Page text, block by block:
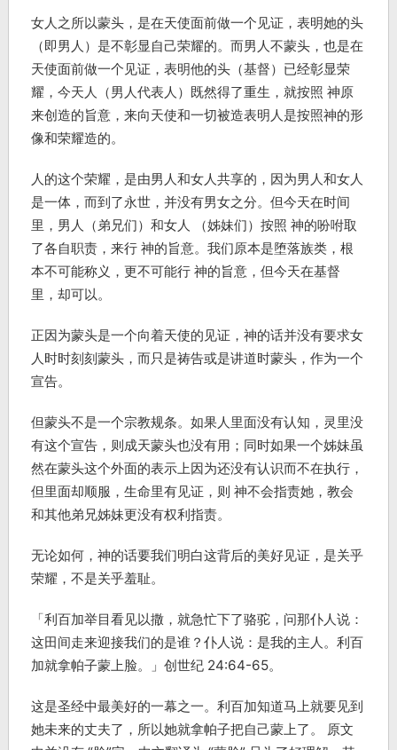
女人之所以蒙头，是在天使面前做一个见证，表明她的头
（即男人）是不彰显自己荣耀的。而男人不蒙头，也是在
天使面前做一个见证，表明他的头（基督）已经彰显荣
耀，今天人（男人代表人）既然得了重生，就按照 神原
来创造的旨意，来向天使和一切被造表明人是按照神的形
像和荣耀造的。
人的这个荣耀，是由男人和女人共享的，因为男人和女人
是一体，而到了永世，并没有男女之分。但今天在时间
里，男人（弟兄们）和女人 （姊妹们）按照 神的吩咐取
了各自职责，来行 神的旨意。我们原本是堕落族类，根
本不可能称义，更不可能行 神的旨意，但今天在基督
里，却可以。
正因为蒙头是一个向着天使的见证，神的话并没有要求女
人时时刻刻蒙头，而只是祷告或是讲道时蒙头，作为一个
宣告。
但蒙头不是一个宗教规条。如果人里面没有认知，灵里没
有这个宣告，则成天蒙头也没有用；同时如果一个姊妹虽
然在蒙头这个外面的表示上因为还没有认识而不在执行，
但里面却顺服，生命里有见证，则 神不会指责她，教会
和其他弟兄姊妹更没有权利指责。
无论如何，神的话要我们明白这背后的美好见证，是关乎
荣耀，不是关乎羞耻。
「利百加举目看见以撒，就急忙下了骆驼，问那仆人说：
这田间走来迎接我们的是谁？仆人说：是我的主人。利百
加就拿帕子蒙上脸。」创世纪 24:64-65。
这是圣经中最美好的一幕之一。利百加知道马上就要见到
她未来的丈夫了，所以她就拿帕子把自己蒙上了。 原文